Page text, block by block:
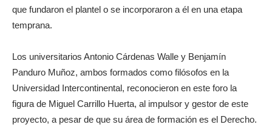
que fundaron el plantel o se incorporaron a él en una etapa
temprana.
Los universitarios Antonio Cárdenas Walle y Benjamín
Panduro Muñoz, ambos formados como filósofos en la
Universidad Intercontinental, reconocieron en este foro la
figura de Miguel Carrillo Huerta, al impulsor y gestor de este
proyecto, a pesar de que su área de formación es el Derecho.